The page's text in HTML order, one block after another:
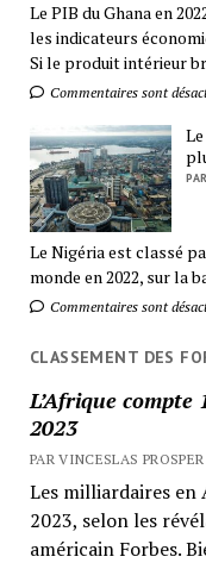
Le PIB du Ghana en
les indicateurs
Si le produit intérieur
Commentaires sont
Le Nigéria est classé
monde en 2022, sur la
Commentaires sont
CLASSEMENT DES
L’Afrique
2023
PAR VINCESLAS PROSPER
Les milliardaires en
2023, selon les
américain Forbes.